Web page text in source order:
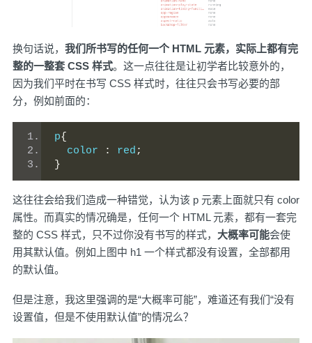
换句话说， 我们所书写的任何一个 HTML 元素，实际上都有完
整的一整套 CSS 样式。这一点往往是让初学者比较意外的，
因为我们平时在书写 CSS 样式时，往往只会书写必要的部
分，例如前面的：
p{
  color
: red ;
}
这往往会给我们造成一种错觉，认为该 p 元素上面就只有 color
属性。而真实的情况确是，任何一个 HTML 元素，都有一套完
整的 CSS 样式，只不过你没有书写的样式， 大概率可能会使
用其默认值。例如上图中 h1 一个样式都没有设置，全部都用
的默认值。
但是注意，我这里强调的是“大概率可能”，难道还有我们“没有
设置值，但是不使用默认值”的情况么？